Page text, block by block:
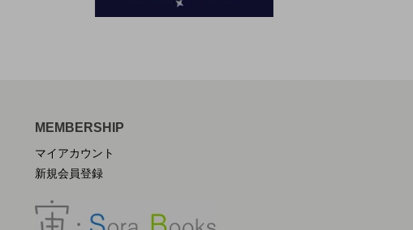
MEMBERSHIP
マイアカウント
新規会員登録